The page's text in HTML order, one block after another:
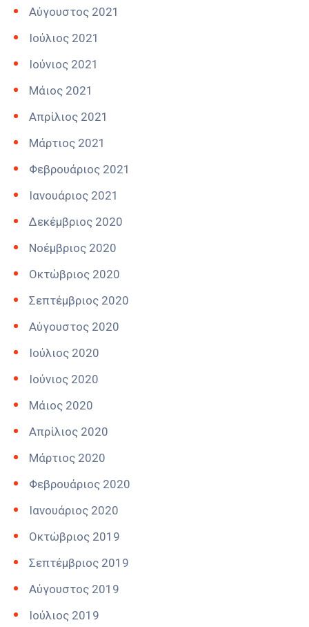
Αύγουστος 2021
Ιούλιος 2021
Ιούνιος 2021
Μάιος 2021
Απρίλιος 2021
Μάρτιος 2021
Φεβρουάριος 2021
Ιανουάριος 2021
Δεκέμβριος 2020
Νοέμβριος 2020
Οκτώβριος 2020
Σεπτέμβριος 2020
Αύγουστος 2020
Ιούλιος 2020
Ιούνιος 2020
Μάιος 2020
Απρίλιος 2020
Μάρτιος 2020
Φεβρουάριος 2020
Ιανουάριος 2020
Οκτώβριος 2019
Σεπτέμβριος 2019
Αύγουστος 2019
Ιούλιος 2019